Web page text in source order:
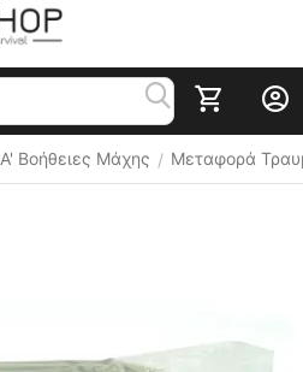
Α' Βοήθειες Μάχης / Μεταφορά